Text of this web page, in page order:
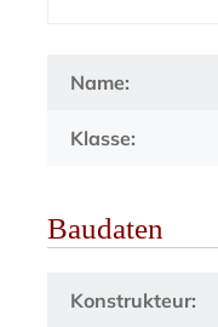
Name:
Klasse:
Baudaten
Konstrukteur: